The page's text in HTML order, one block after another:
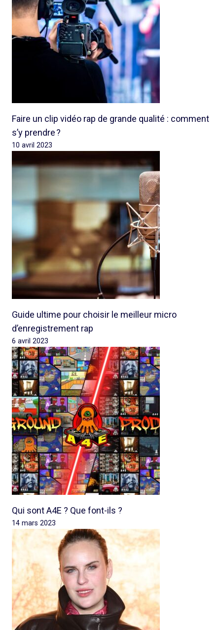
Faire un clip vidéo rap de grande qualité : comment
s’y prendre ?
10 avril 2023
Guide ultime pour choisir le meilleur micro
d’enregistrement rap
6 avril 2023
Qui sont A4E ? Que font-ils ?
14 mars 2023